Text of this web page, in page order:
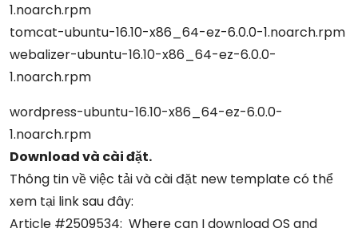
1.noarch.rpm
tomcat-ubuntu-16.10-x86_64-ez-6.0.0-1.noarch.rpm
webalizer-ubuntu-16.10-x86_64-ez-6.0.0-
1.noarch.rpm
wordpress-ubuntu-16.10-x86_64-ez-6.0.0-
1.noarch.rpm
Download và cài đặt.
Thông tin về việc tải và cài đặt new template có thể
xem tại link sau đây:
Article #2509534: Where can I download OS and